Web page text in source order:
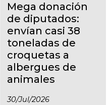
Mega donación
de diputados:
envían casi 38
toneladas de
croquetas a
albergues de
animales
30/jul/2026